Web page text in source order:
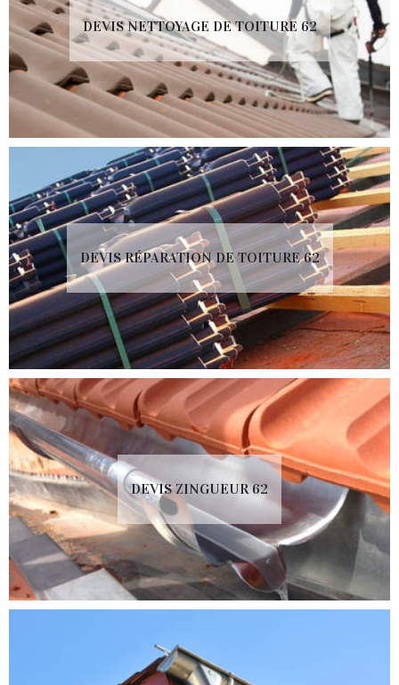
DEVIS NETTOYAGE DE TOITURE 62
DEVIS RÉPARATION DE TOITURE 62
DEVIS ZINGUEUR 62